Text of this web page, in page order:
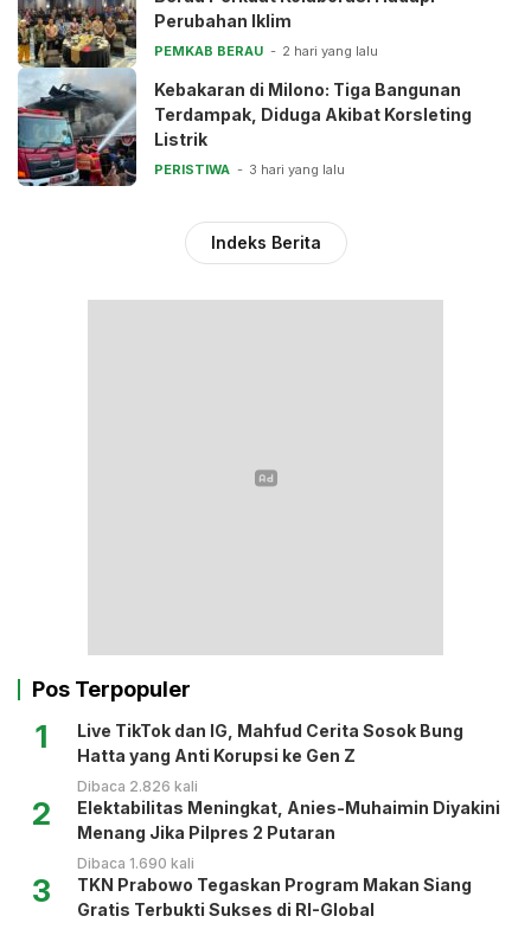
Perubahan Iklim
PEMKAB BERAU 2 hari yang lalu
Kebakaran di Milono: Tiga Bangunan
Terdampak, Diduga Akibat Korsleting
Listrik
PERISTIWA 3 hari yang lalu
Indeks Berita
Pos Terpopuler
1
Live TikTok dan IG, Mahfud Cerita Sosok Bung
Hatta yang Anti Korupsi ke Gen Z
Dibaca 2.826 kali
2
Elektabilitas Meningkat, Anies-Muhaimin Diyakini
Menang Jika Pilpres 2 Putaran
Dibaca 1.690 kali
3
TKN Prabowo Tegaskan Program Makan Siang
Gratis Terbukti Sukses di RI-Global